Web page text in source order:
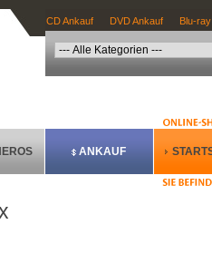
CD Ankauf DVD Ankauf Blu-
ANKAUF